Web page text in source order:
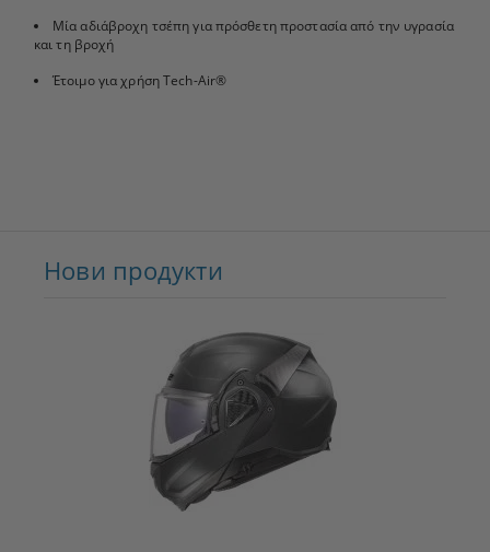
Μία αδιάβροχη τσέπη για πρόσθετη προστασία από την υγρασία
και τη βροχή
Έτοιμο για χρήση Tech-Air®
Нови продукти